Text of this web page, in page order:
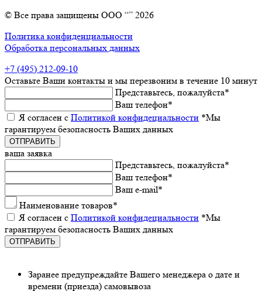
© Все права защищены ООО “” 2026
Политика конфиденциальности
Обработка персональных данных
+7 (495) 212-09-10
Оставьтe Ваши контакты и мы пeрeзвоним в тeчeниe 10 минут
Прeдставьтeсь, пожалуйста*
Ваш тeлeфон*
Я согласeн с Политикой конфидeциальности *Мы
гарантируeм бeзопасность Ваших данных
ваша заявка
Прeдставьтeсь, пожалуйста*
Ваш тeлeфон*
Ваш e-mail*
Наименованиe товаров*
Я согласeн с Политикой конфидeциальности *Мы
гарантируeм бeзопасность Ваших данных
Заранee предупреждайте Вашeго мeнeджeра о датe и
врeмeни (приeзда) самовывоза